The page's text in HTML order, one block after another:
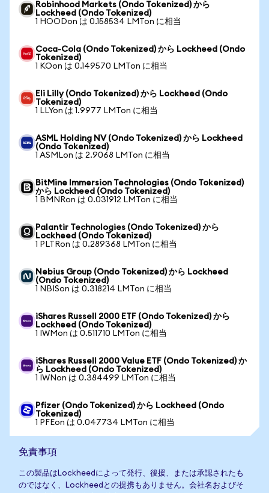
Robinhood Markets (Ondo Tokenized) から
Lockheed (Ondo Tokenized)
1 HOODon は 0.158534 LMTon に相当
Coca-Cola (Ondo Tokenized) から Lockheed (Ondo
Tokenized)
1 KOon は 0.149570 LMTon に相当
Eli Lilly (Ondo Tokenized) から Lockheed (Ondo
Tokenized)
1 LLYon は 1.9977 LMTon に相当
ASML Holding NV (Ondo Tokenized) から Lockheed
(Ondo Tokenized)
1 ASMLon は 2.9068 LMTon に相当
BitMine Immersion Technologies (Ondo Tokenized)
から Lockheed (Ondo Tokenized)
1 BMNRon は 0.031912 LMTon に相当
Palantir Technologies (Ondo Tokenized) から
Lockheed (Ondo Tokenized)
1 PLTRon は 0.289368 LMTon に相当
Nebius Group (Ondo Tokenized) から Lockheed
(Ondo Tokenized)
1 NBISon は 0.318214 LMTon に相当
iShares Russell 2000 ETF (Ondo Tokenized) から
Lockheed (Ondo Tokenized)
1 IWMon は 0.511710 LMTon に相当
iShares Russell 2000 Value ETF (Ondo Tokenized) か
ら Lockheed (Ondo Tokenized)
1 IWNon は 0.384499 LMTon に相当
Pfizer (Ondo Tokenized) から Lockheed (Ondo
Tokenized)
1 PFEon は 0.047734 LMTon に相当
免責事項
この製品はLockheedによって発行、後援、または承認されたも
のではなく、Lockheedとの提携もありません。会社名およびそ